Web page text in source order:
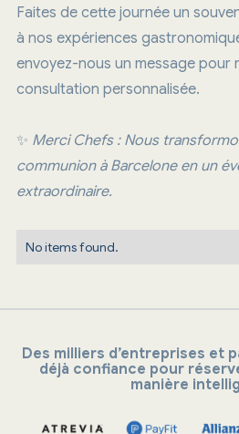
Faites de cette journée un
à nos expériences
envoyez-nous un message pour
consultation personnalisée.
✨ Merci Chefs : Nous
communion à Barcelone en un
extraordinaire.
No items found.
Des milliers d’entreprises et
déjà confiance pour
manière